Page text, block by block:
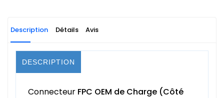
Description Détails Avis
DESCRIPTION
Connecteur FPC OEM de Charge (Côté